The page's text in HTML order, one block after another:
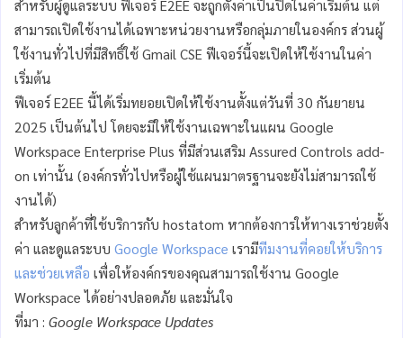
สำหรับผู้ดูแลระบบ ฟีเจอร์ E2EE จะถูกตั้งค่าเป็นปิดในค่าเริ่มต้น แต่
สามารถเปิดใช้งานได้เฉพาะหน่วยงานหรือกลุ่มภายในองค์กร ส่วนผู้
ใช้งานทั่วไปที่มีสิทธิ์ใช้ Gmail CSE ฟีเจอร์นี้จะเปิดให้ใช้งานในค่า
เริ่มต้น
ฟีเจอร์ E2EE นี้ได้เริ่มทยอยเปิดให้ใช้งานตั้งแต่วันที่ 30 กันยายน
2025 เป็นต้นไป โดยจะมีให้ใช้งานเฉพาะในแผน Google
Workspace Enterprise Plus ที่มีส่วนเสริม Assured Controls add-
on เท่านั้น (องค์กรทั่วไปหรือผู้ใช้แผนมาตรฐานจะยังไม่สามารถใช้
งานได้)
สำหรับลูกค้าที่ใช้บริการกับ hostatom หากต้องการให้ทางเราช่วยตั้ง
ค่า และดูแลระบบ Google Workspace เรามีทีมงานที่คอยให้บริการ
และช่วยเหลือ เพื่อให้องค์กรของคุณสามารถใช้งาน Google
Workspace ได้อย่างปลอดภัย และมั่นใจ
ที่มา : Google Workspace Updates